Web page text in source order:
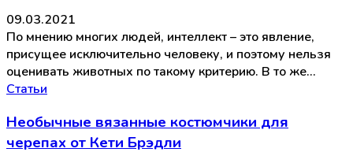
09.03.2021
По мнению многих людей, интеллект – это явление,
присущее исключительно человеку, и поэтому нельзя
оценивать животных по такому критерию. В то же…
Статьи
Необычные вязанные костюмчики для
черепах от Кети Брэдли